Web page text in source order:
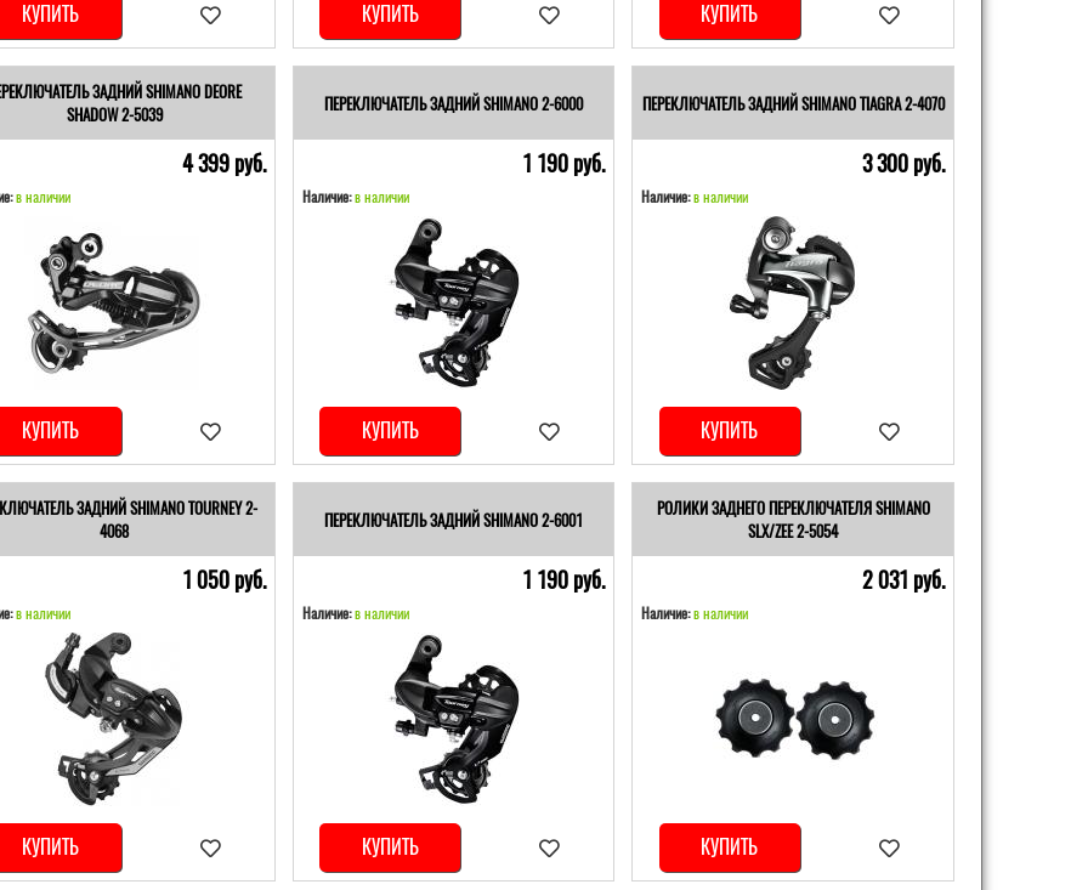
КУПИТЬ КУПИТЬ КУПИТЬ
ЗАДНИЙ SHIMANO DEORE
SHADOW 2-5039
4 399 pуб.
в наличии
КУПИТЬ
ПЕРЕКЛЮЧАТЕЛЬ ЗАДНИЙ SHIMANO 2-6000
1 190 pуб.
Наличие:в наличии
КУПИТЬ
ПЕРЕКЛЮЧАТЕЛЬ ЗАДНИЙ SHIMANO TIAGRA 2-4070
3 300 pуб.
Наличие:в наличии
КУПИТЬ
ЗАДНИЙ SHIMANO TOURNEY 2-
4068
1 050 pуб.
в наличии
КУПИТЬ
ПЕРЕКЛЮЧАТЕЛЬ ЗАДНИЙ SHIMANO 2-6001
1 190 pуб.
Наличие:в наличии
КУПИТЬ
РОЛИКИ ЗАДНЕГО ПЕРЕКЛЮЧАТЕЛЯ SHIMANO
SLX/ZEE 2-5054
2 031 pуб.
Наличие:в наличии
КУПИТЬ